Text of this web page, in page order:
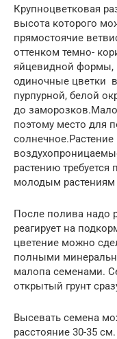
Крупноцветковая
высота которого
прямостоячие
оттенком темно-
яйцевидной формы,
одиночные цветки
пурпурной, белой
до
поэтому место для
растению
молодым растениям
После полива надо
реагирует на
цветение можно
полными
малопа семенами.
открытый грунт
Высевать семена
расстояние 30-35